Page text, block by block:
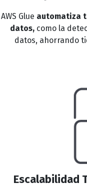
AWS Glue automatiza
datos,como la
datos, ahorrando
Escalabilidad